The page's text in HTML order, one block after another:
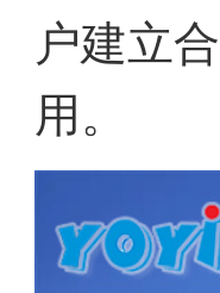
户建立
用。